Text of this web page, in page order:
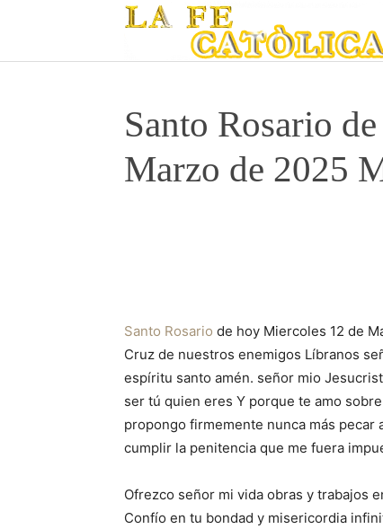
Santo Rosario
Marzo de 2025
Santo Rosario de hoy Miercoles 12 de
Cruz de nuestros enemigos Líbranos
espíritu santo amén. señor mio
ser tú quien eres Y porque te amo
propongo firmemente nunca más
cumplir la penitencia que me fuera
Ofrezco señor mi vida obras y trabajos
Confío en tu bondad y misericordia